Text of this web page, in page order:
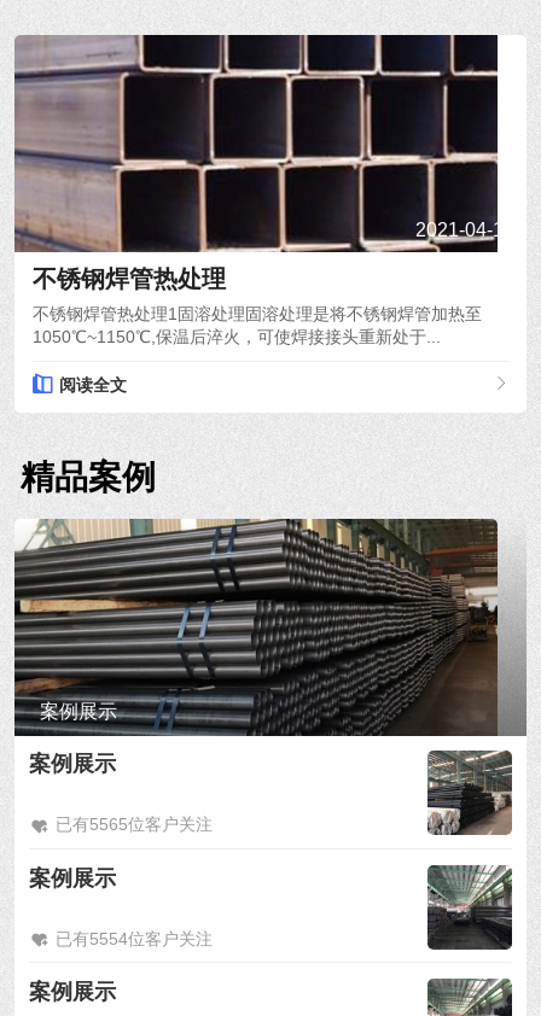
2021-04-19
不锈钢焊管热处理
不锈钢焊管热处理1固溶处理固溶处理是将不锈钢焊管加热至
1050℃~1150℃,保温后淬火，可使焊接接头重新处于...
阅读全文
精品案例
案例展示
案例展示
已有5565位客户关注
案例展示
已有5554位客户关注
案例展示